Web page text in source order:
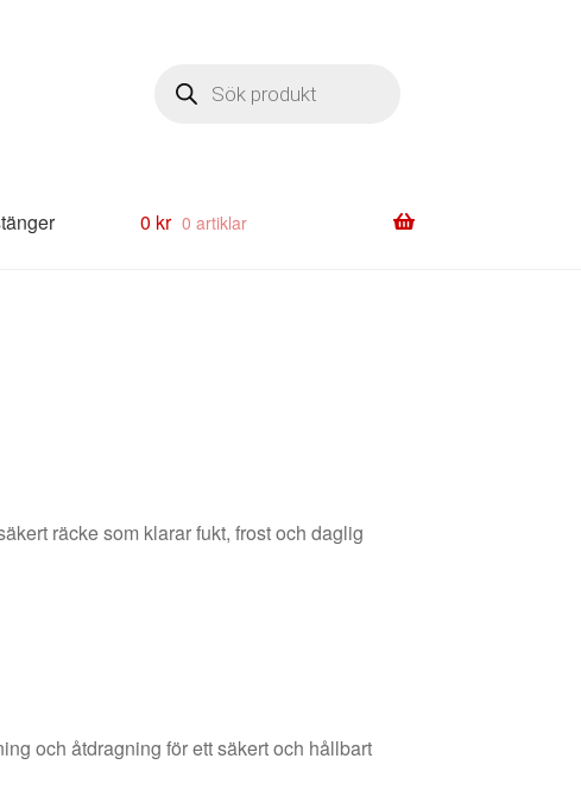
0 kr 0 artiklar
räcke som klarar fukt, frost och daglig
och åtdragning för ett säkert och hållbart